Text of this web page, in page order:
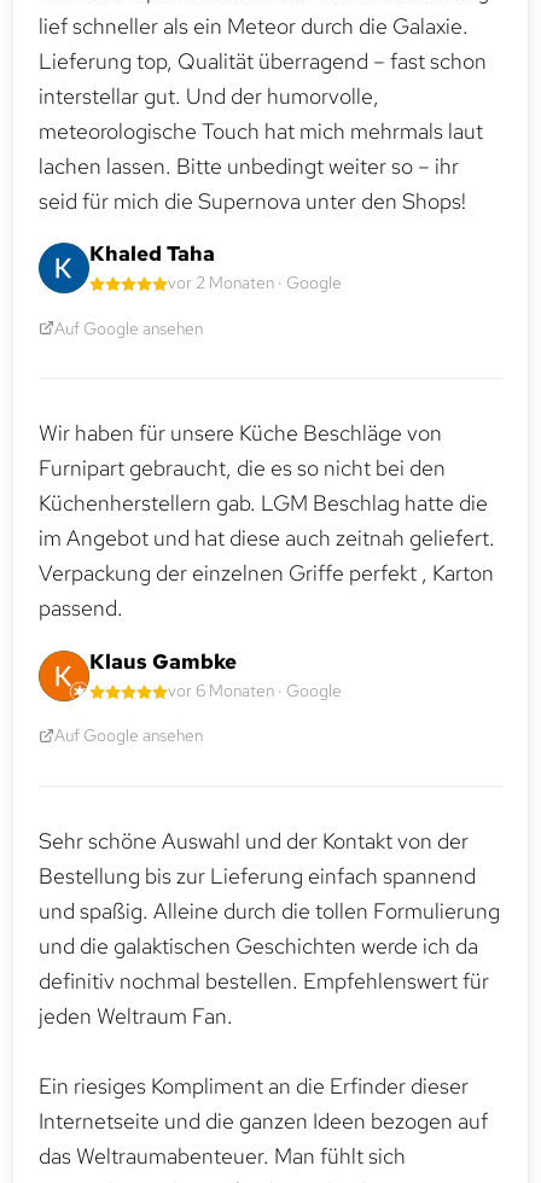
lief schneller als ein Meteor durch die Galaxie.
Lieferung top, Qualität überragend – fast schon
interstellar gut. Und der humorvolle,
meteorologische Touch hat mich mehrmals laut
lachen lassen. Bitte unbedingt weiter so – ihr
seid für mich die Supernova unter den Shops!
Khaled Taha
vor 2 Monaten · Google
Auf Google ansehen
Wir haben für unsere Küche Beschläge von
Furnipart gebraucht, die es so nicht bei den
Küchenherstellern gab. LGM Beschlag hatte die
im Angebot und hat diese auch zeitnah geliefert.
Verpackung der einzelnen Griffe perfekt , Karton
passend.
Klaus Gambke
vor 6 Monaten · Google
Auf Google ansehen
Sehr schöne Auswahl und der Kontakt von der
Bestellung bis zur Lieferung einfach spannend
und spaßig. Alleine durch die tollen Formulierung
und die galaktischen Geschichten werde ich da
definitiv nochmal bestellen. Empfehlenswert für
jeden Weltraum Fan.
Ein riesiges Kompliment an die Erfinder dieser
Internetseite und die ganzen Ideen bezogen auf
das Weltraumabenteuer. Man fühlt sich